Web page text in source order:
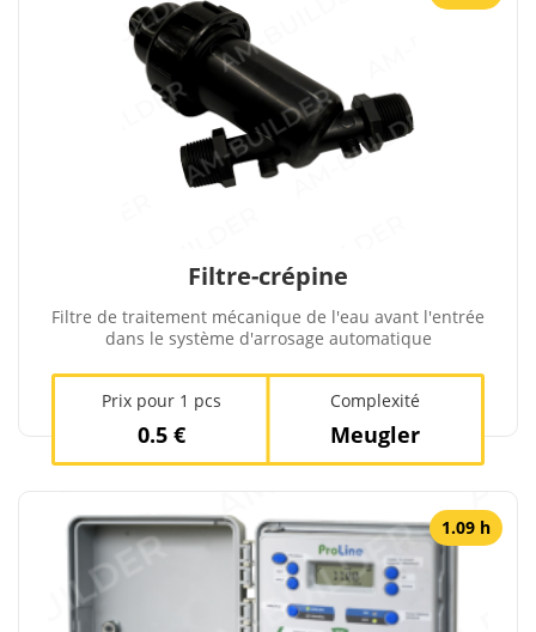
Filtre-crépine
Filtre de traitement mécanique de l'eau avant l'entrée
dans le système d'arrosage automatique
Prix ​​pour 1 pcs
0.5 €
Complexité
Meugler
1.09 h